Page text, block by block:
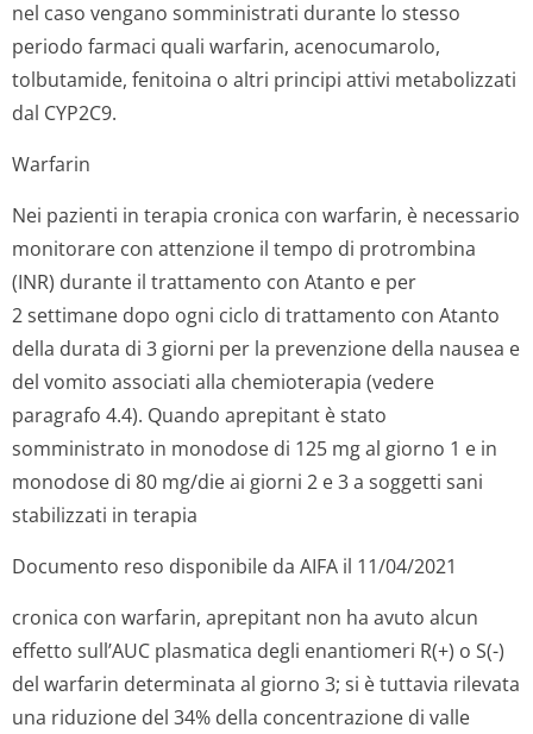
nel caso vengano somministrati durante lo stesso
periodo farmaci quali warfarin, acenocumarolo,
tolbutamide, fenitoina o altri principi attivi metabolizzati
dal CYP2C9.
Warfarin
Nei pazienti in terapia cronica con warfarin, è necessario
monitorare con attenzione il tempo di protrombina
(INR) durante il trattamento con Atanto e per
2 settimane dopo ogni ciclo di trattamento con Atanto
della durata di 3 giorni per la prevenzione della nausea e
del vomito associati alla chemioterapia (vedere
paragrafo 4.4). Quando aprepitant è stato
somministrato in monodose di 125 mg al giorno 1 e in
monodose di 80 mg/die ai giorni 2 e 3 a soggetti sani
stabilizzati in terapia
Documento reso disponibile da AIFA il 11/04/2021
cronica con warfarin, aprepitant non ha avuto alcun
effetto sull’AUC plasmatica degli enantiomeri R(+) o S(-)
del warfarin determinata al giorno 3; si è tuttavia rilevata
una riduzione del 34% della concentrazione di valle